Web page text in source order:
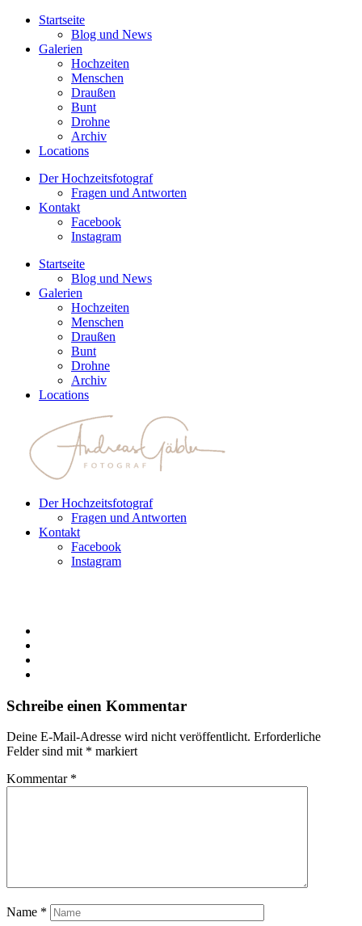
Startseite
Blog und News
Galerien
Hochzeiten
Menschen
Draußen
Bunt
Drohne
Archiv
Locations
Der Hochzeitsfotograf
Fragen und Antworten
Kontakt
Facebook
Instagram
Startseite
Blog und News
Galerien
Hochzeiten
Menschen
Draußen
Bunt
Drohne
Archiv
Locations
Der Hochzeitsfotograf
Fragen und Antworten
Kontakt
Facebook
Instagram
Schreibe einen Kommentar
Deine E-Mail-Adresse wird nicht veröffentlicht. Erforderliche
Felder sind mit * markiert
Kommentar *
Name *